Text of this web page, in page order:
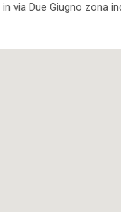
in via Due Giugno zona